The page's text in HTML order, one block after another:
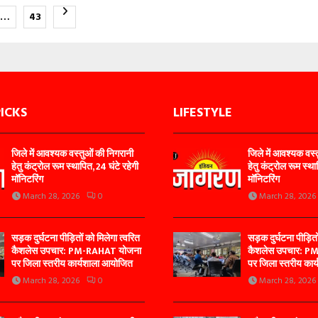
… 43
जिले में आवश्यक वस्तुओं की निगरानी
हेतु कंट्रोल रूम स्थापित, 24 घंटे रहेगी
मॉनिटरिंग
March 28, 2026 0
सड़क दुर्घटना पीड़ितों को मिलेगा त्वरित
कैशलेस उपचार: PM-RAHAT योजना
पर जिला स्तरीय कार्यशाला आयोजित
March 28, 2026 0
LIFESTYLE
जिले में आवश्यक
हेतु कंट्रोल रूम
मॉनिटरिंग
March 28, 2026
सड़क दुर्घटना
कैशलेस उपचार:
पर जिला स्तरीय
March 28, 2026